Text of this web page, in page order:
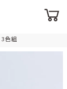
色組